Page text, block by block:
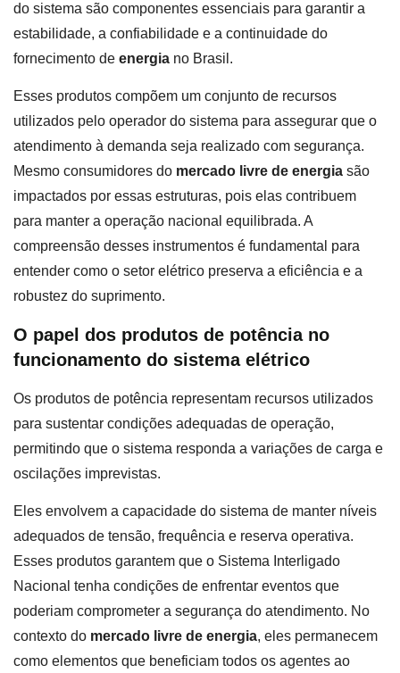
do sistema são componentes essenciais para garantir a
estabilidade, a confiabilidade e a continuidade do
fornecimento de energia no Brasil.
Esses produtos compõem um conjunto de recursos
utilizados pelo operador do sistema para assegurar que o
atendimento à demanda seja realizado com segurança.
Mesmo consumidores do mercado livre de energia são
impactados por essas estruturas, pois elas contribuem
para manter a operação nacional equilibrada. A
compreensão desses instrumentos é fundamental para
entender como o setor elétrico preserva a eficiência e a
robustez do suprimento.
O papel dos produtos de potência no
funcionamento do sistema elétrico
Os produtos de potência representam recursos utilizados
para sustentar condições adequadas de operação,
permitindo que o sistema responda a variações de carga e
oscilações imprevistas.
Eles envolvem a capacidade do sistema de manter níveis
adequados de tensão, frequência e reserva operativa.
Esses produtos garantem que o Sistema Interligado
Nacional tenha condições de enfrentar eventos que
poderiam comprometer a segurança do atendimento. No
contexto do mercado livre de energia, eles permanecem
como elementos que beneficiam todos os agentes ao